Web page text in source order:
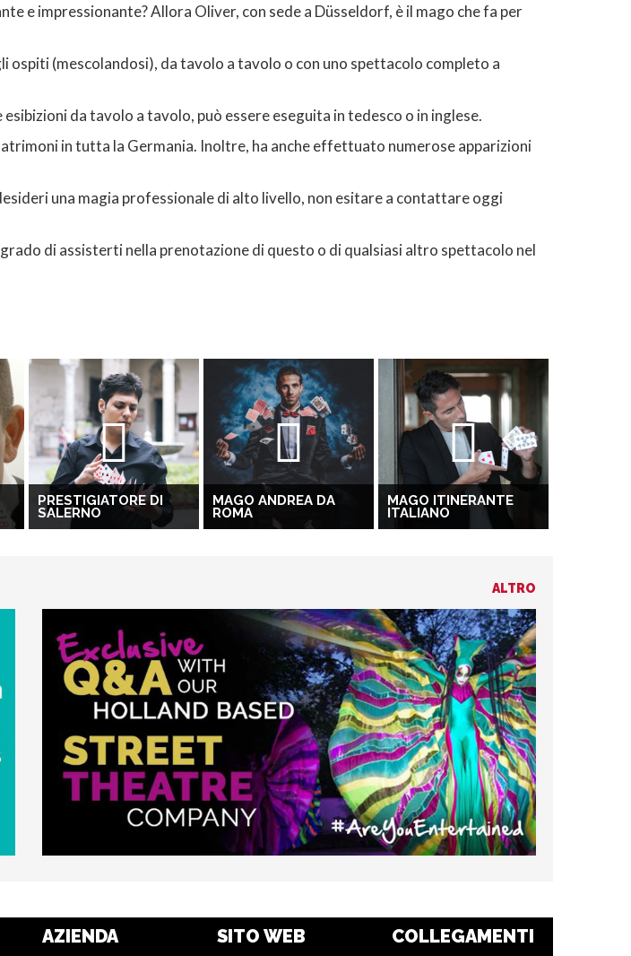
e impressionante? Allora Oliver, con sede a Düsseldorf, è il mago che fa per
ospiti (mescolandosi), da tavolo a tavolo o con uno spettacolo completo a
da tavolo a tavolo, può essere eseguita in tedesco o in inglese.
in tutta la Germania. Inoltre, ha anche effettuato numerose apparizioni
una magia professionale di alto livello, non esitare a contattare oggi
di assisterti nella prenotazione di questo o di qualsiasi altro spettacolo nel
PRESTIGIATORE DI
SALERNO
MAGO ANDREA DA
ROMA
MAGO ITINERANTE
ITALIANO
ALTRO
AZIENDA SITO WEB COLLEGAMENTI